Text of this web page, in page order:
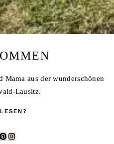
Mama aus der wunderschönen
Lausitz.